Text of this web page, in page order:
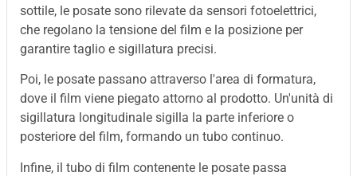
sottile, le posate sono rilevate da sensori fotoelettrici,
che regolano la tensione del film e la posizione per
garantire taglio e sigillatura precisi.
Poi, le posate passano attraverso l'area di formatura,
dove il film viene piegato attorno al prodotto. Un'unità di
sigillatura longitudinale sigilla la parte inferiore o
posteriore del film, formando un tubo continuo.
Infine, il tubo di film contenente le posate passa